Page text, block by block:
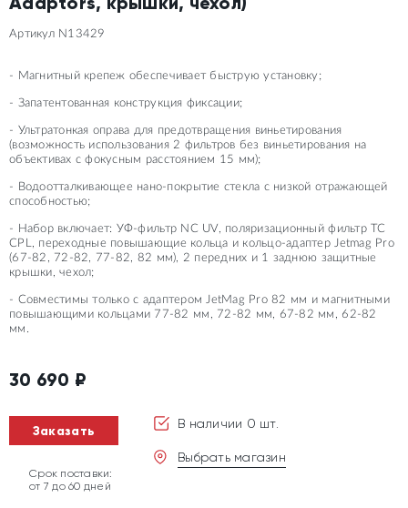
Артикул N13429
- Магнитный крепеж обеспечивает быструю установку;
- Запатентованная конструкция фиксации;
- Ультратонкая оправа для предотвращения виньетирования
(возможность использования 2 фильтров без виньетирования на
объективах с фокусным расстоянием 15 мм);
- Водоотталкивающее нано-покрытие стекла с низкой отражающей
способностью;
- Набор включает: УФ-фильтр NC UV, поляризационный фильтр TC
CPL, переходные повышающие кольца и кольцо-адаптер Jetmag Pro
(67-82, 72-82, 77-82, 82 мм), 2 передних и 1 заднюю защитные
крышки, чехол;
- Совместимы только с адаптером JetMag Pro 82 мм и магнитными
повышающими кольцами 77-82 мм, 72-82 мм, 67-82 мм, 62-82
мм.
30 690 ₽
Заказать
Срок поставки:
от 7 до 60 дней
В наличии 0 шт.
Выбрать магазин